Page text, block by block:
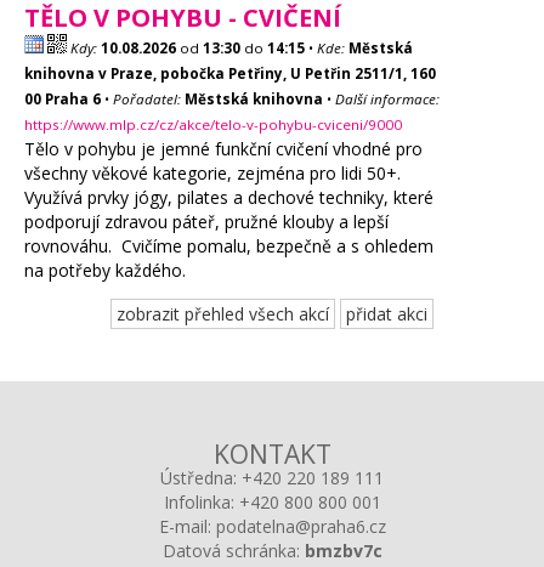
TĚLO V POHYBU - CVIČENÍ
Kdy: 10.08.2026 od 13:30 do 14:15 • Kde: Městská
knihovna v Praze, pobočka Petřiny, U Petřin 2511/1, 160
00 Praha 6 • Pořadatel: Městská knihovna • Další informace:
https://www.mlp.cz/cz/akce/telo-v-pohybu-cviceni/9000
Tělo v pohybu je jemné funkční cvičení vhodné pro
všechny věkové kategorie, zejména pro lidi 50+.
Využívá prvky jógy, pilates a dechové techniky, které
podporují zdravou páteř, pružné klouby a lepší
rovnováhu. Cvičíme pomalu, bezpečně a s ohledem
na potřeby každého.
zobrazit přehled všech akcí
přidat akci
KONTAKT
Ústředna: +420 220 189 111
Infolinka: +420 800 800 001
E-mail: podatelna@praha6.cz
Datová schránka: bmzbv7c